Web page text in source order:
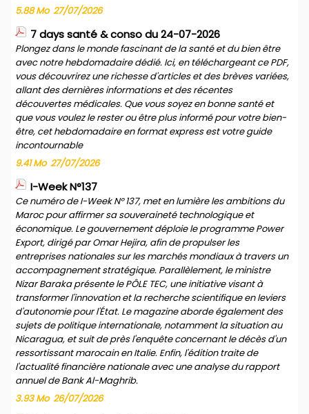
5.88 Mo 27/07/2026
7 days santé & conso du 24-07-2026
Plongez dans le monde fascinant de la santé et du bien être
avec notre hebdomadaire dédié. Ici, en téléchargeant ce PDF,
vous découvrirez une richesse d'articles et des brèves variées,
allant des dernières informations et des récentes
découvertes médicales. Que vous soyez en bonne santé et
que vous voulez le rester ou être plus informé pour votre bien-
être, cet hebdomadaire en format express est votre guide
incontournable
9.41 Mo 27/07/2026
I-Week N°137
Ce numéro de I-Week N° 137, met en lumière les ambitions du
Maroc pour affirmer sa souveraineté technologique et
économique. Le gouvernement déploie le programme Power
Export, dirigé par Omar Hejira, afin de propulser les
entreprises nationales sur les marchés mondiaux à travers un
accompagnement stratégique. Parallèlement, le ministre
Nizar Baraka présente le PÔLE TEC, une initiative visant à
transformer l'innovation et la recherche scientifique en leviers
d'autonomie pour l'État. Le magazine aborde également des
sujets de politique internationale, notamment la situation au
Nicaragua, et suit de près l'enquête concernant le décès d'un
ressortissant marocain en Italie. Enfin, l'édition traite de
l'actualité financière nationale avec une analyse du rapport
annuel de Bank Al-Maghrib.
3.93 Mo 26/07/2026